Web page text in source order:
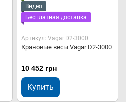
Видео
Бесплатная доставка
Артикул: Vagar D2-3000
Крановые весы Vagar D2-3000
10 452 грн
Купить